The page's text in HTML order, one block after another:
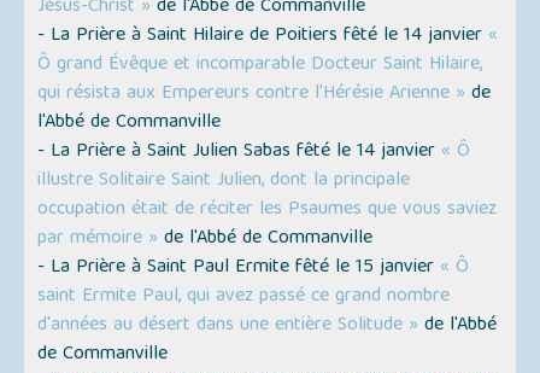
Jésus-Christ » de l'Abbé de Commanville
- La Prière à Saint Hilaire de Poitiers fêté le 14 janvier «
Ô grand Évêque et incomparable Docteur Saint Hilaire,
qui résista aux Empereurs contre l'Hérésie Arienne » de
l'Abbé de Commanville
- La Prière à Saint Julien Sabas fêté le 14 janvier « Ô
illustre Solitaire Saint Julien, dont la principale
occupation était de réciter les Psaumes que vous saviez
par mémoire » de l'Abbé de Commanville
- La Prière à Saint Paul Ermite fêté le 15 janvier « Ô
saint Ermite Paul, qui avez passé ce grand nombre
d'années au désert dans une entière Solitude » de l'Abbé
de Commanville